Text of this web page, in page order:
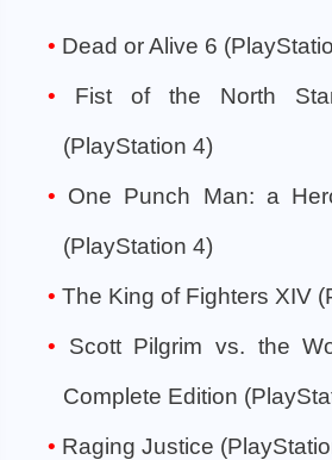
Dead or Alive 6
Fist of the North
(PlayStation 4)
One Punch Man: a
(PlayStation 4)
The King of Fighters XIV
Scott Pilgrim vs. the
Complete Edition
Raging Justice